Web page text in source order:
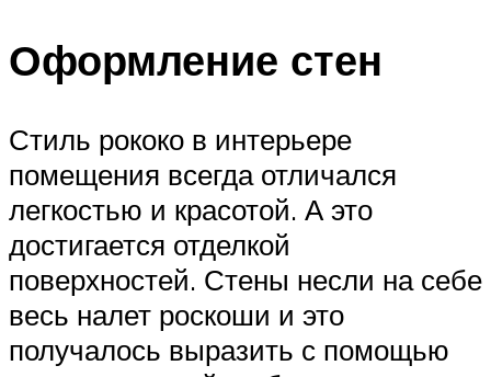
Оформление стен
Стиль рококо в интерьере
помещения всегда отличался
легкостью и красотой. А это
достигается отделкой
поверхностей. Стены несли на себе
весь налет роскоши и это
получалось выразить с помощью